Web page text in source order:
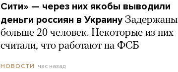
Сити» — через них якобы выводили
деньги россиян в Украину Задержаны
больше 20 человек. Некоторые из них
считали, что работают на ФСБ
НОВОСТИ час назад